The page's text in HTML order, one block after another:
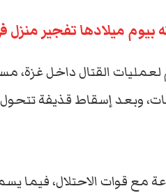
بيوم ميلادها تفجير منزل
القتال داخل غزة،
وبعد إسقاط قذيفة
مع قوات الاحتلال، فيما